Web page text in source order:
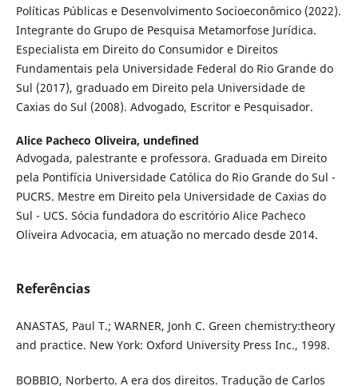
Políticas Públicas e Desenvolvimento Socioeconômico (2022).
Integrante do Grupo de Pesquisa Metamorfose Jurídica.
Especialista em Direito do Consumidor e Direitos
Fundamentais pela Universidade Federal do Rio Grande do
Sul (2017), graduado em Direito pela Universidade de
Caxias do Sul (2008). Advogado, Escritor e Pesquisador.
Alice Pacheco Oliveira, undefined
Advogada, palestrante e professora. Graduada em Direito
pela Pontifícia Universidade Católica do Rio Grande do Sul -
PUCRS. Mestre em Direito pela Universidade de Caxias do
Sul - UCS. Sócia fundadora do escritório Alice Pacheco
Oliveira Advocacia, em atuação no mercado desde 2014.
Referências
ANASTAS, Paul T.; WARNER, Jonh C. Green chemistry:theory
and practice. New York: Oxford University Press Inc., 1998.
BOBBIO, Norberto. A era dos direitos. Tradução de Carlos